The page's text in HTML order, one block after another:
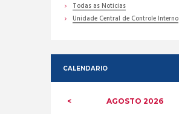
Todas as Noticias
Unidade Central de Controle Interno
CALENDARIO
AGOSTO2026